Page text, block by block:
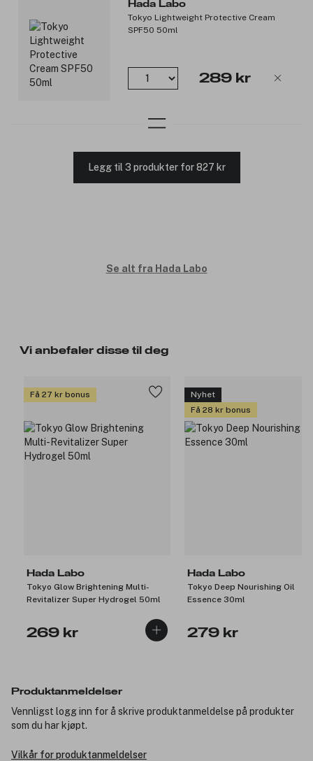
Hada Labo
Tokyo Lightweight Protective Cream
SPF50 50ml
289 kr
Legg til 3 produkter for 827 kr
Se alt fra Hada Labo
Vi anbefaler disse til deg
Få 27 kr bonus
Hada Labo
Tokyo Glow Brightening Multi-
Revitalizer Super Hydrogel 50ml
269 kr
Nyhet
Få 28 kr bonus
Hada Labo
Tokyo Deep Nourishing Oil
Essence 30ml
279 kr
Produktanmeldelser
Vennligst logg inn for å skrive produktanmeldelse på produkter
som du har kjøpt.
Vilkår for produktanmeldelser